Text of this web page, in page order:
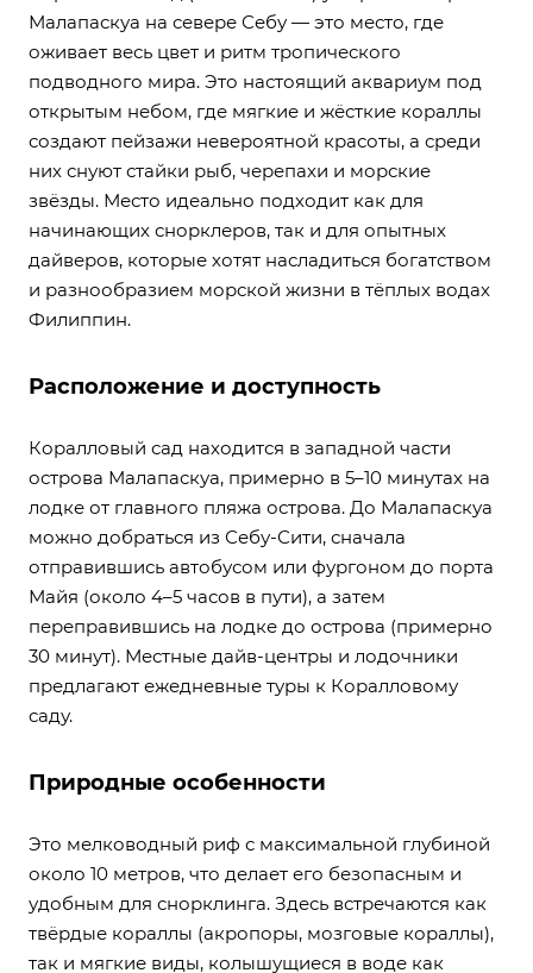
Малапаскуа на севере Себу — это место, где
оживает весь цвет и ритм тропического
подводного мира. Это настоящий аквариум под
открытым небом, где мягкие и жёсткие кораллы
создают пейзажи невероятной красоты, а среди
них снуют стайки рыб, черепахи и морские
звёзды. Место идеально подходит как для
начинающих снорклеров, так и для опытных
дайверов, которые хотят насладиться богатством
и разнообразием морской жизни в тёплых водах
Филиппин.
Расположение и доступность
Коралловый сад находится в западной части
острова Малапаскуа, примерно в 5–10 минутах на
лодке от главного пляжа острова. До Малапаскуа
можно добраться из Себу-Сити, сначала
отправившись автобусом или фургоном до порта
Майя (около 4–5 часов в пути), а затем
переправившись на лодке до острова (примерно
30 минут). Местные дайв-центры и лодочники
предлагают ежедневные туры к Коралловому
саду.
Природные особенности
Это мелководный риф с максимальной глубиной
около 10 метров, что делает его безопасным и
удобным для снорклинга. Здесь встречаются как
твёрдые кораллы (акропоры, мозговые кораллы),
так и мягкие виды, колышущиеся в воде как